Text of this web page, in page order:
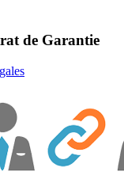
de Garantie